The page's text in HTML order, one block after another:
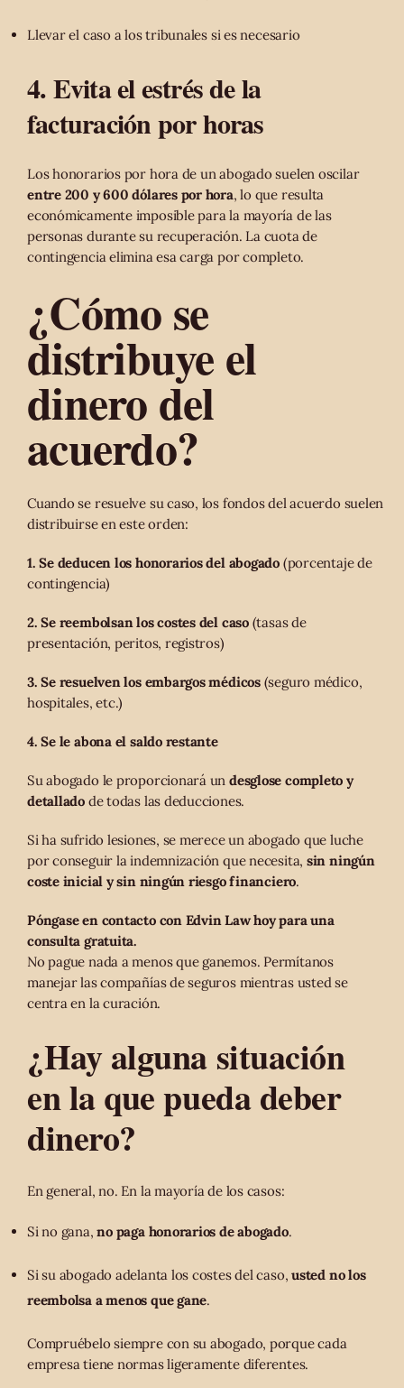
Llevar el caso a los tribunales si es necesario
4. Evita el estrés de la
facturación por horas
Los honorarios por hora de un abogado suelen oscilar
entre 200 y 600 dólares por hora, lo que resulta
económicamente imposible para la mayoría de las
personas durante su recuperación. La cuota de
contingencia elimina esa carga por completo.
¿Cómo se
distribuye el
dinero del
acuerdo?
Cuando se resuelve su caso, los fondos del acuerdo suelen
distribuirse en este orden:
1. Se deducen los honorarios del abogado (porcentaje de
contingencia)
2. Se reembolsan los costes del caso(tasas de
presentación, peritos, registros)
3. Se resuelven los embargos médicos(seguro médico,
hospitales, etc.)
4. Se le abona el saldo restante
Su abogado le proporcionará undesglose completo y
detalladode todas las deducciones.
Si ha sufrido lesiones, se merece un abogado que luche
por conseguir la indemnización que necesita, sin ningún
coste inicial y sin ningún riesgo financiero.
Póngase en contacto con Edvin Law hoy para una
consulta gratuita.
No pague nada a menos que ganemos. Permítanos
manejar las compañías de seguros mientras usted se
centra en la curación.
¿Hay alguna situación
en la que pueda deber
dinero?
En general, no. En la mayoría de los casos:
Si no gana,no paga honorarios de abogado.
Si su abogado adelanta los costes del caso,usted no los
reembolsa a menos que gane.
Compruébelo siempre con su abogado, porque cada
empresa tiene normas ligeramente diferentes.